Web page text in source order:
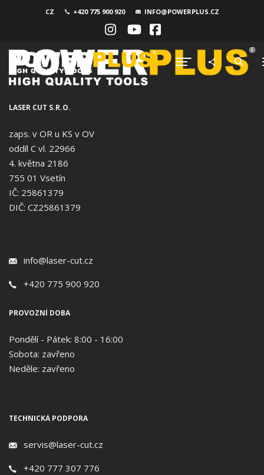
CZ +420 775 900 920 INFO@POWERPLUS.CZ
LASER CUT S.R.O.
zaps. v OR u KS v OV
oddíl C vl. 22966
4. května 2186
755 01 Vsetín
IČ: 25861379
DIČ: CZ25861379
info@laser-cut.cz
+420 775 900 920
PROVOZNÍ DOBA
Pondělí - Pátek: 8:00 - 16:00
Sobota: zavřeno
Neděle: zavřeno
TECHNICKÁ PODPORA
servis@laser-cut.cz
+420 777 307 776